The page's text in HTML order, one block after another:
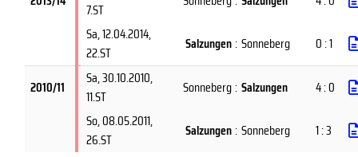
7.ST
Sa, 12.04.2014,
22.ST
Salzungen: Sonneberg 0 : 1
2010/11 Sa, 30.10.2010,
11.ST
Sonneberg: Salzungen
4 : 0
So, 08.05.2011,
26.ST
Salzungen: Sonneberg 1 : 3